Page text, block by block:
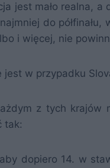
jest mało realna, a
do
i więcej, nie
jest w przypadku
z tych krajów
tak:
dopiero 14. w